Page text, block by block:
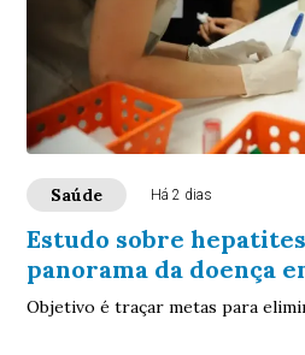
Saúde Há 2 dias
Estudo sobre
panorama da doença
Objetivo é traçar metas para